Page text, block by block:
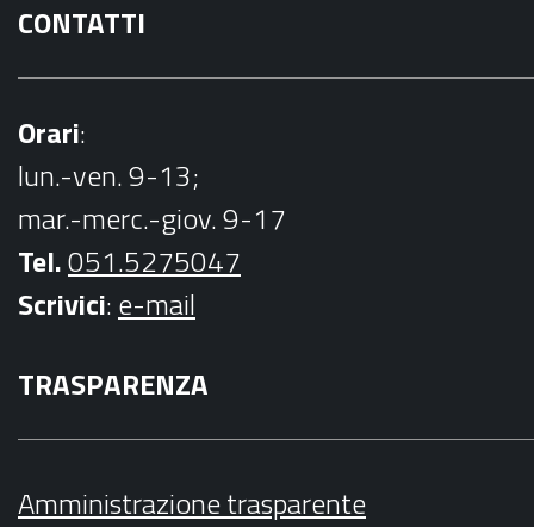
CONTATTI
Orari:
lun.-ven. 9-13;
mar.-merc.-giov. 9-17
Tel.051.5275047
Scrivici:e-mail
TRASPARENZA
Amministrazione trasparente